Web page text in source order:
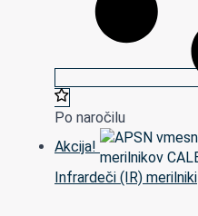
Po naročilu
Akcija!
Infrardeči (IR) merilniki